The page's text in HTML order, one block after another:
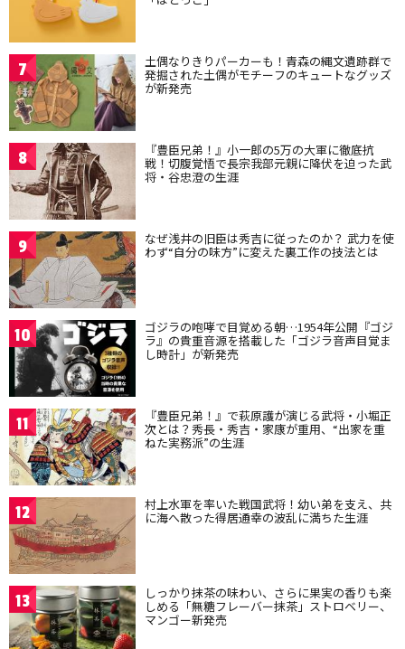
7 土偶なりきりパーカーも！青森の縄文遺跡群で
発掘された土偶がモチーフのキュートなグッズ
が新発売
8 『豊臣兄弟！』小一郎の5万の大軍に徹底抗
戦！切腹覚悟で長宗我部元親に降伏を迫った武
将・谷忠澄の生涯
9 なぜ浅井の旧臣は秀吉に従ったのか？ 武力を使
わず“自分の味方”に変えた裏工作の技法とは
10 ゴジラの咆哮で目覚める朝…1954年公開『ゴジ
ラ』の貴重音源を搭載した「ゴジラ音声目覚ま
し時計」が新発売
11 『豊臣兄弟！』で萩原護が演じる武将・小堀正
次とは？秀長・秀吉・家康が重用、“出家を重
ねた実務派”の生涯
12 村上水軍を率いた戦国武将！幼い弟を支え、共
に海へ散った得居通幸の波乱に満ちた生涯
13 しっかり抹茶の味わい、さらに果実の香りも楽
しめる「無糖フレーバー抹茶」ストロベリー、
マンゴー新発売